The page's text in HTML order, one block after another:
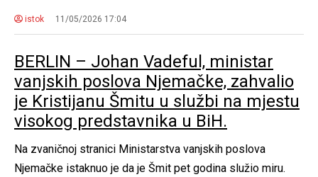
istok 11/05/2026 17:04
BERLIN – Johan Vadeful, ministar
vanjskih poslova Njemačke, zahvalio
je Kristijanu Šmitu u službi na mjestu
visokog predstavnika u BiH.
Na zvaničnoj stranici Ministarstva vanjskih poslova
Njemačke istaknuo je da je Šmit pet godina služio miru.